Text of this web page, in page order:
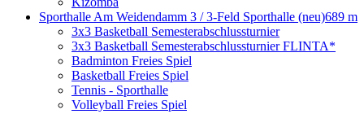
Sporthalle Am Weidendamm 3 / 3-Feld Sporthalle (neu)689 m
3x3 Basketball Semesterabschlussturnier
3x3 Basketball Semesterabschlussturnier FLINTA*
Badminton Freies Spiel
Basketball Freies Spiel
Tennis - Sporthalle
Volleyball Freies Spiel